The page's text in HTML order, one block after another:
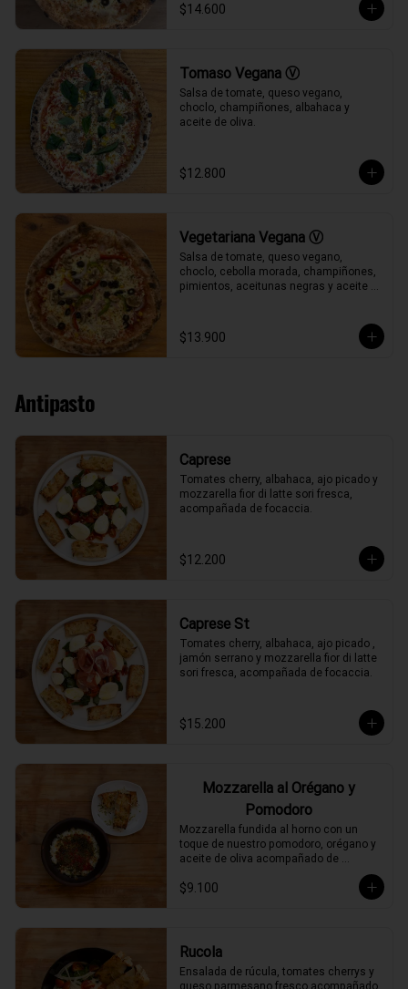
$14.600
Tomaso Vegana Ⓥ
Salsa de tomate, queso vegano,
choclo, champiñones, albahaca y
aceite de oliva.
$12.800
Vegetariana Vegana Ⓥ
Salsa de tomate, queso vegano,
choclo, cebolla morada, champiñones,
pimientos, aceitunas negras y aceite
$13.900
Antipasto
Caprese
Tomates cherry, albahaca, ajo picado y
mozzarella fior di latte sori fresca,
acompañada de focaccia.
$12.200
Caprese St
Tomates cherry, albahaca, ajo picado ,
jamón serrano y mozzarella fior di latte
sori fresca, acompañada de focaccia.
$15.200
Mozzarella al Orégano y
Pomodoro
Mozzarella fundida al horno con un
toque de nuestro pomodoro, orégano y
aceite de oliva acompañado de
$9.100
Rucola
Ensalada de rúcula, tomates cherrys y
queso parmesano fresco acompañado